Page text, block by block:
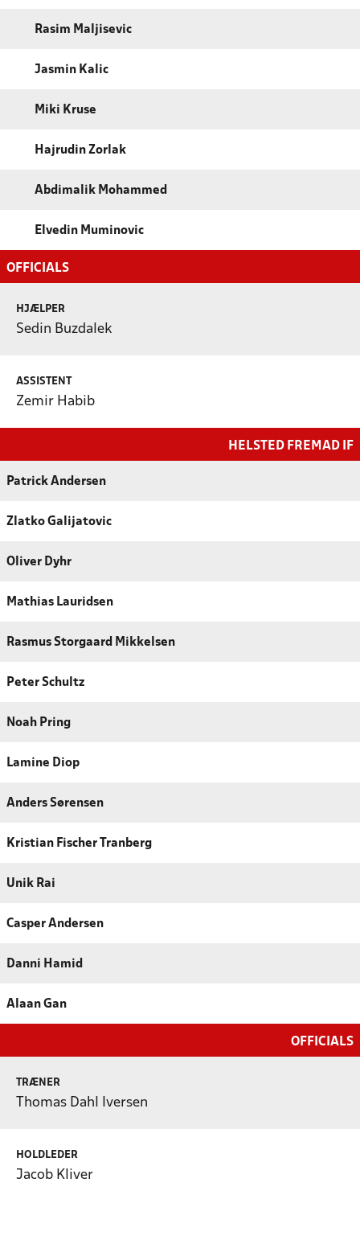
Rasim Maljisevic
Jasmin Kalic
Miki Kruse
Hajrudin Zorlak
Abdimalik Mohammed
Elvedin Muminovic
OFFICIALS
HJÆLPER
Sedin Buzdalek
ASSISTENT
Zemir Habib
HELSTED FREMAD IF
Patrick Andersen
Zlatko Galijatovic
Oliver Dyhr
Mathias Lauridsen
Rasmus Storgaard Mikkelsen
Peter Schultz
Noah Pring
Lamine Diop
Anders Sørensen
Kristian Fischer Tranberg
Unik Rai
Casper Andersen
Danni Hamid
Alaan Gan
OFFICIALS
TRÆNER
Thomas Dahl Iversen
HOLDLEDER
Jacob Kliver